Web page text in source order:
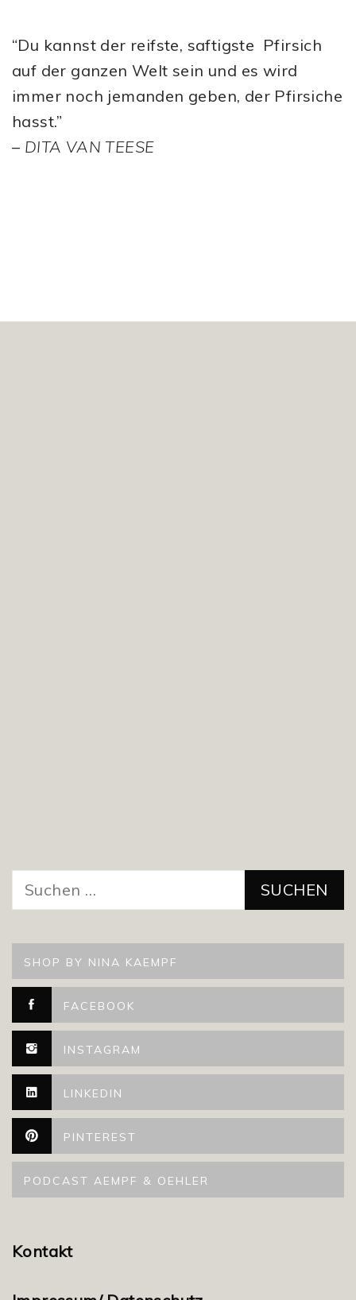
“Du kannst der reifste, saftigste Pfirsich
auf der ganzen Welt sein und es wird
immer noch jemanden geben, der Pfirsiche
hasst.”
– DITA VAN TEESE
nach:
SHOP BY NINA KAEMPF
FACEBOOK
INSTAGRAM
LINKEDIN
PINTEREST
PODCAST AEMPF & OEHLER
Kontakt